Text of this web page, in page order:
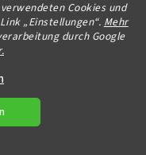
Cookies und
„Einstellungen“. Mehr
durch Google
Premium
vorbehalten.